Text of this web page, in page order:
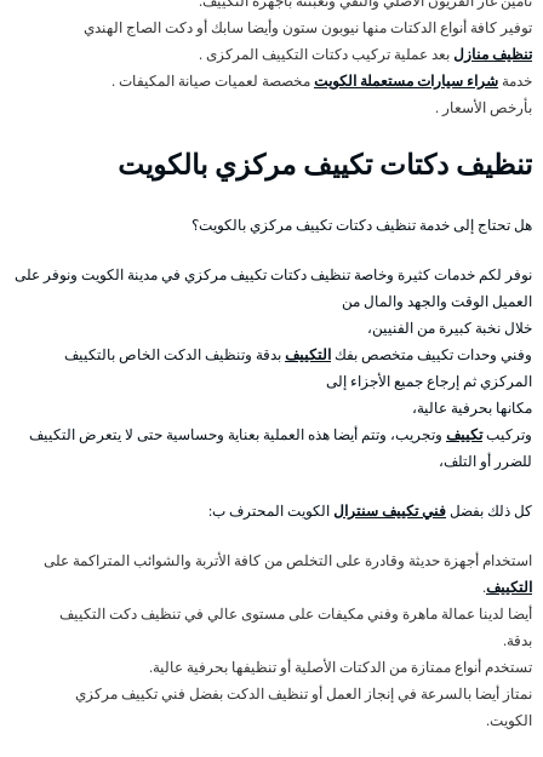
توفير كافة أنواع الدكتات منها نيوبون ستون وأيضا سابك أو دكت الصاج الهندي
تنظيف منازلبعد عملية تركيب دكتات التكييف المركزى .
خدمة شراء سيارات مستعملة الكويتمخصصة لعميات صيانة المكيفات .
بأرخص الأسعار .
تنظيف دكتات تكييف مركزي بالكويت
هل تحتاج إلى خدمة تنظيف دكتات تكييف مركزي بالكويت؟
نوفر لكم خدمات كثيرة وخاصة تنظيف دكتات تكييف مركزي في مدينة الكويت ونوفر على
العميل الوقت والجهد والمال من
خلال نخبة كبيرة من الفنيين،
وفني وحدات تكييف متخصص بفكالتكييفبدقة وتنظيف الدكت الخاص بالتكييف
المركزي ثم إرجاع جميع الأجزاء إلى
مكانها بحرفية عالية،
وتركيبتكييف وتجريب، وتتم أيضا هذه العملية بعناية وحساسية حتى لا يتعرض التكييف
للضرر أو التلف،
كل ذلك بفضلفني تكييف سنترالالكويت المحترف ب:
استخدام أجهزة حديثة وقادرة على التخلص من كافة الأتربة والشوائب المتراكمة على
التكييف.
أيضا لدينا عمالة ماهرة وفني مكيفات على مستوى عالي في تنظيف دكت التكييف
بدقة.
تستخدم أنواع ممتازة من الدكتات الأصلية أو تنظيفها بحرفية عالية.
نمتاز أيضا بالسرعة في إنجاز العمل أو تنظيف الدكت بفضل فني تكييف مركزي
الكويت.